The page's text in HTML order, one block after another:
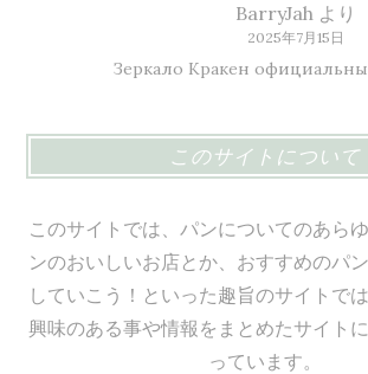
BarryJah より
2025年7月15日
Зеркало Кракен
このサイトについて
このサイトでは、パンについてのあら
ンのおいしいお店とか、おすすめのパ
していこう！といった趣旨のサイトで
興味のある事や情報をまとめたサイト
っています。